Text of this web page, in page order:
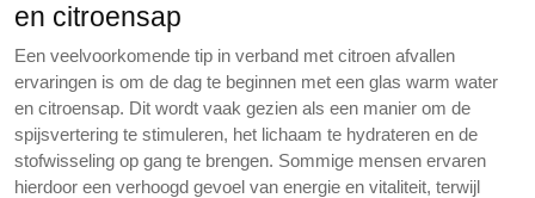
en citroensap
Een veelvoorkomende tip in verband met citroen afvallen
ervaringen is om de dag te beginnen met een glas warm water
en citroensap. Dit wordt vaak gezien als een manier om de
spijsvertering te stimuleren, het lichaam te hydrateren en de
stofwisseling op gang te brengen. Sommige mensen ervaren
hierdoor een verhoogd gevoel van energie en vitaliteit, terwijl